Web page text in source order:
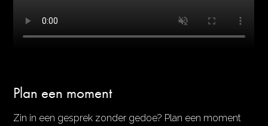
Plan een moment
Zin in een gesprek zonder gedoe? Plan een moment